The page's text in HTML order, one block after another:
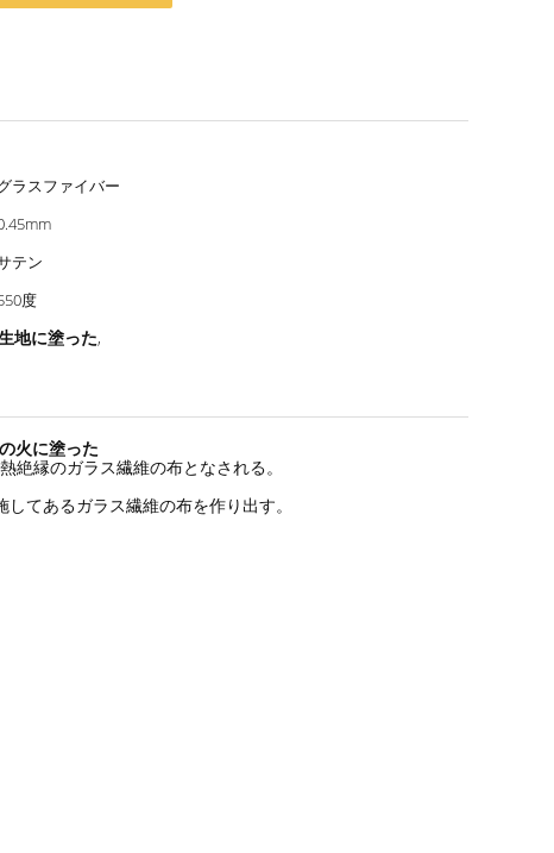
ラスファイバー
テン
度
地に塗った,
火に塗った
絶縁のガラス繊維の布となされる。
てあるガラス繊維の布を作り出す。